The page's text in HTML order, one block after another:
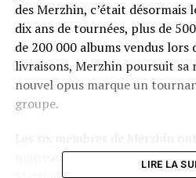
des Merzhin, c’était désormais
dix ans de tournées, plus de
de 200 000 albums vendus lors
livraisons, Merzhin poursuit sa
nouvel opus marque un
groupe.
nouveaux titres en
LIRE LA